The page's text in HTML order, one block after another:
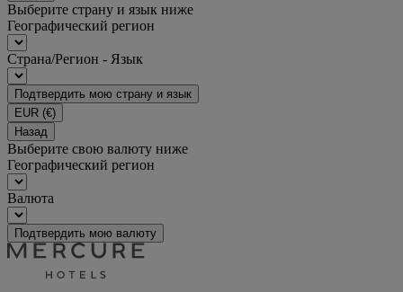
Выберите страну и язык ниже
Географический регион
Страна/Регион - Язык
Подтвердить мою страну и язык
EUR (€)
Назад
Выберите свою валюту ниже
Географический регион
Валюта
Подтвердить мою валюту